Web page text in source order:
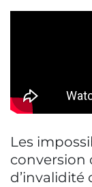
Les
conversion
d’invalidité